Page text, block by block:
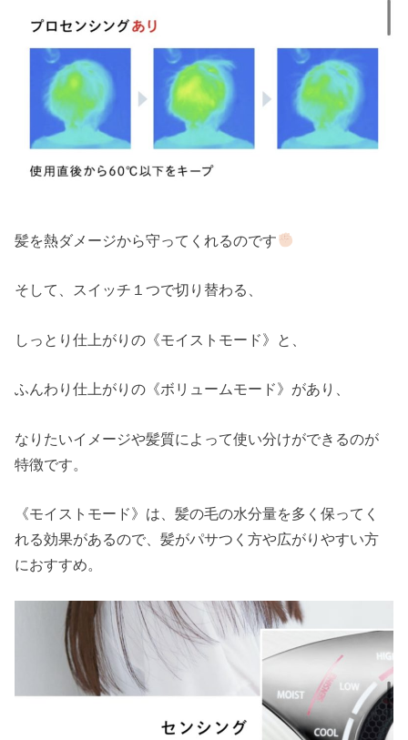
髪を熱ダメージから守ってくれるのです
そして、スイッチ１つで切り替わる、
しっとり仕上がりの《モイストモード》と、
ふんわり仕上がりの《ボリュームモード》があり、
なりたいイメージや髪質によって使い分けができるのが
特徴です。
《モイストモード》は、髪の毛の水分量を多く保ってく
れる効果があるので、髪がパサつく方や広がりやすい方
におすすめ。